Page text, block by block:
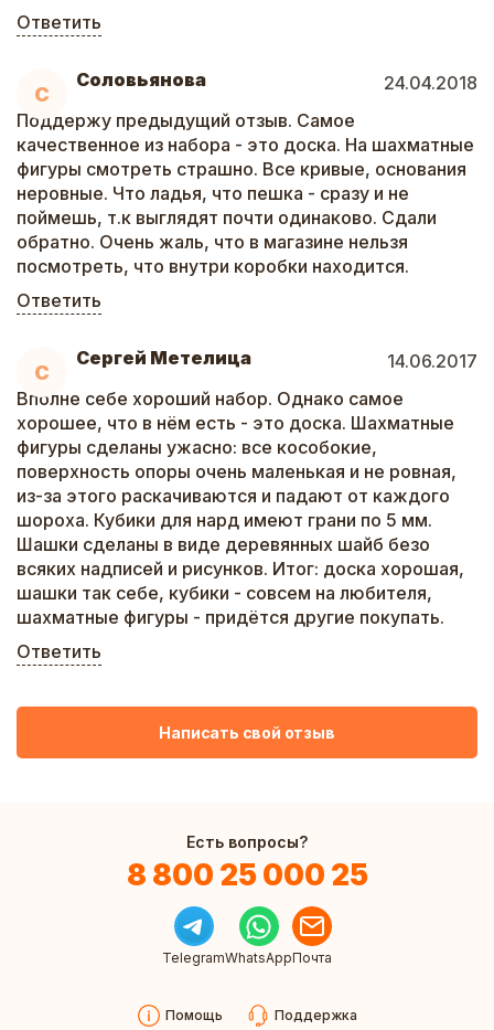
Ответить
С
Соловьянова
24.04.2018
Поддержу предыдущий отзыв. Самое
качественное из набора - это доска. На шахматные
фигуры смотреть страшно. Все кривые, основания
неровные. Что ладья, что пешка - сразу и не
поймешь, т.к выглядят почти одинаково. Сдали
обратно. Очень жаль, что в магазине нельзя
посмотреть, что внутри коробки находится.
Ответить
С
Сергей Метелица
14.06.2017
Вполне себе хороший набор. Однако самое
хорошее, что в нём есть - это доска. Шахматные
фигуры сделаны ужасно: все кособокие,
поверхность опоры очень маленькая и не ровная,
из-за этого раскачиваются и падают от каждого
шороха. Кубики для нард имеют грани по 5 мм.
Шашки сделаны в виде деревянных шайб безо
всяких надписей и рисунков. Итог: доска хорошая,
шашки так себе, кубики - совсем на любителя,
шахматные фигуры - придётся другие покупать.
Ответить
Написать свой отзыв
Есть вопросы?
8 800 25 000 25
TelegramWhatsAppПочта
Помощь Поддержка